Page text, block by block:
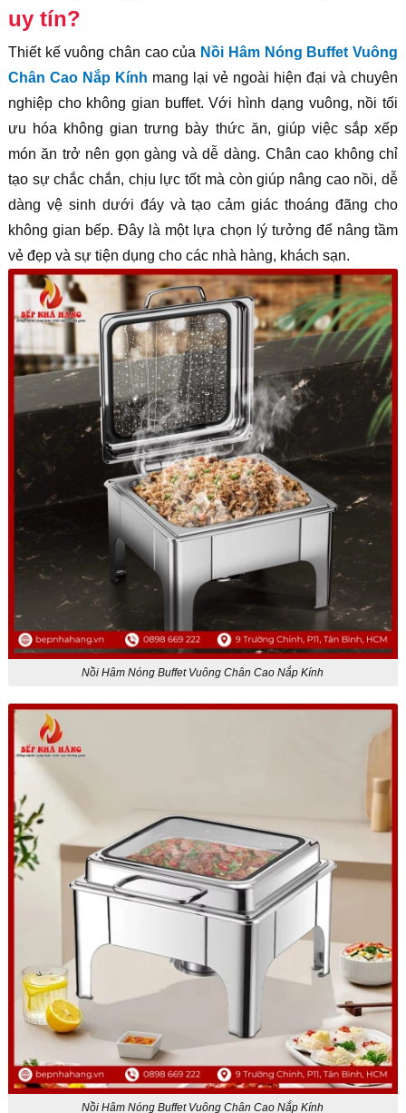
uy tín?
Thiết kế vuông chân cao của Nồi Hâm Nóng Buffet Vuông
Chân Cao Nắp Kính mang lại vẻ ngoài hiện đại và chuyên
nghiệp cho không gian buffet. Với hình dạng vuông, nồi tối
ưu hóa không gian trưng bày thức ăn, giúp việc sắp xếp
món ăn trở nên gọn gàng và dễ dàng. Chân cao không chỉ
tạo sự chắc chắn, chịu lực tốt mà còn giúp nâng cao nồi, dễ
dàng vệ sinh dưới đáy và tạo cảm giác thoáng đãng cho
không gian bếp. Đây là một lựa chọn lý tưởng để nâng tầm
vẻ đẹp và sự tiện dụng cho các nhà hàng, khách sạn.
Nồi Hâm Nóng Buffet Vuông Chân Cao Nắp Kính
Nồi Hâm Nóng Buffet Vuông Chân Cao Nắp Kính